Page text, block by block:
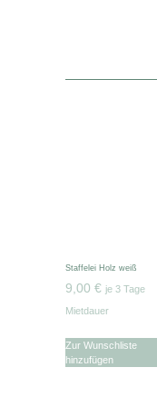
Staffelei Holz weiß
9,00 € je 3 Tage
Mietdauer
Zur Wunschliste
hinzufügen